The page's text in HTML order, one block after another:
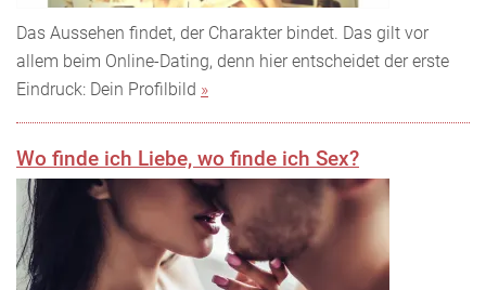
Das Aussehen findet, der Charakter bindet. Das gilt vor
allem beim Online-Dating, denn hier entscheidet der erste
Eindruck: Dein Profilbild »
Wo finde ich Liebe, wo finde ich Sex?